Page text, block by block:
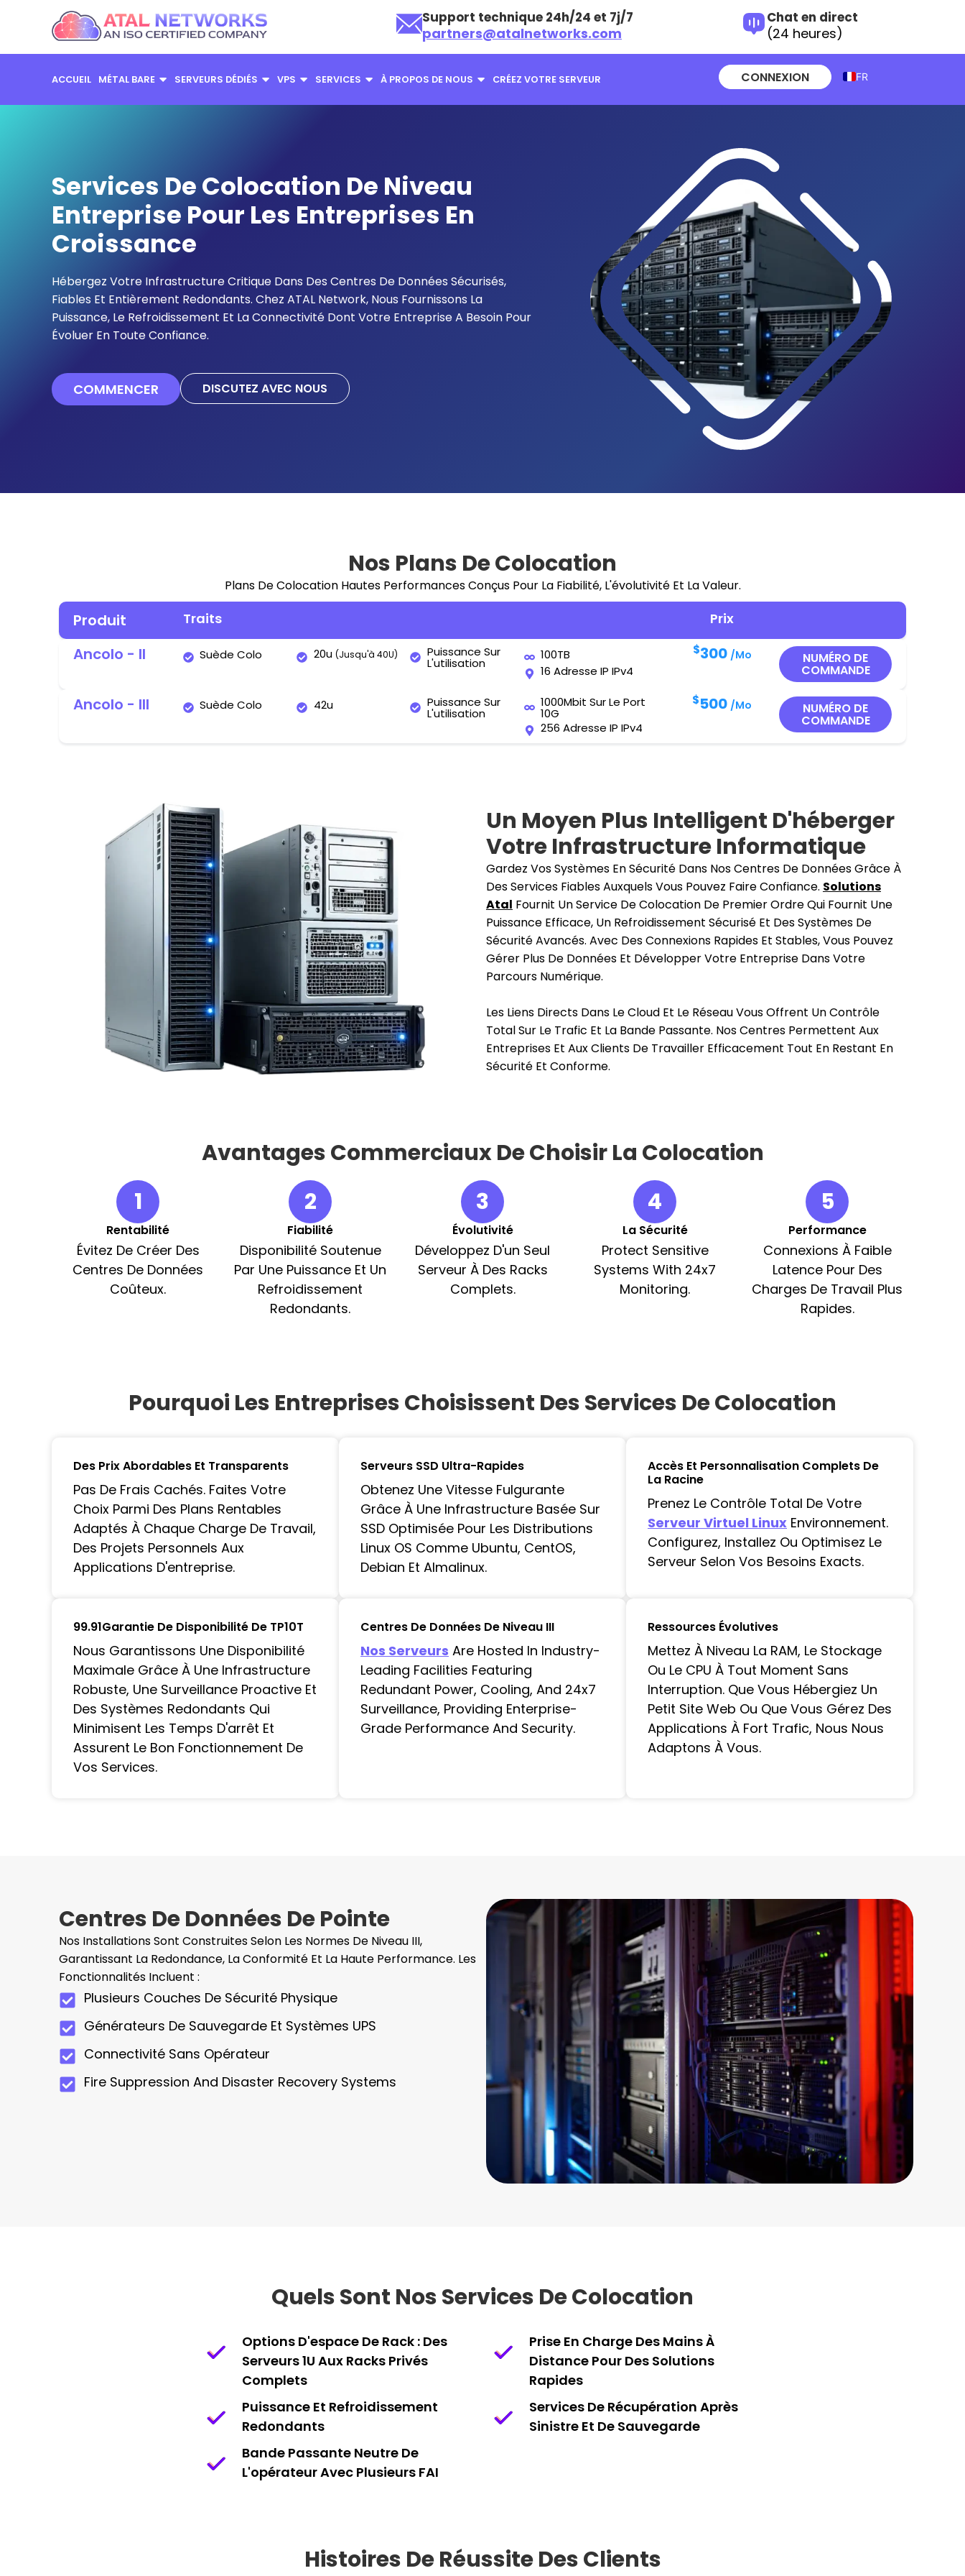
Support technique 24h/24 et 7j/7
partners@atalnetworks.com
Chat en direct
(24 heures)
ACCUEIL MÉTAL BARE SERVEURS DÉDIÉS VPS SERVICES À PROPOS DE NOUS CRÉEZ VOTRE SERVEUR CONNEXION FR
Services De Colocation De Niveau
Entreprise Pour Les Entreprises En
Croissance
Hébergez Votre Infrastructure Critique Dans Des Centres De Données Sécurisés,
Fiables Et Entièrement Redondants. Chez ATAL Network, Nous Fournissons La
Puissance, Le Refroidissement Et La Connectivité Dont Votre Entreprise A Besoin Pour
Évoluer En Toute Confiance.
COMMENCER DISCUTEZ AVEC NOUS
Nos Plans De Colocation
Plans De Colocation Hautes Performances Conçus Pour La Fiabilité, L'évolutivité Et La Valeur.
Produit Traits Prix
Ancolo - II Suède Colo 20u (jusqu'à 40U) Puissance Sur
L'utilisation
100TB
16 Adresse IP IPv4
$300 /Mo NUMÉRO DE
COMMANDE
Ancolo - III Suède Colo 42u Puissance Sur
L'utilisation
1000Mbit Sur Le Port
10G
256 Adresse IP IPv4
$500 /Mo NUMÉRO DE
COMMANDE
Un Moyen Plus Intelligent D'héberger
Votre Infrastructure Informatique
Gardez Vos Systèmes En Sécurité Dans Nos Centres De Données Grâce À
Des Services Fiables Auxquels Vous Pouvez Faire Confiance. Solutions
Atal Fournit Un Service De Colocation De Premier Ordre Qui Fournit Une
Puissance Efficace, Un Refroidissement Sécurisé Et Des Systèmes De
Sécurité Avancés. Avec Des Connexions Rapides Et Stables, Vous Pouvez
Gérer Plus De Données Et Développer Votre Entreprise Dans Votre
Parcours Numérique.
Les Liens Directs Dans Le Cloud Et Le Réseau Vous Offrent Un Contrôle
Total Sur Le Trafic Et La Bande Passante. Nos Centres Permettent Aux
Entreprises Et Aux Clients De Travailler Efficacement Tout En Restant En
Sécurité Et Conforme.
Avantages Commerciaux De Choisir La Colocation
1
Rentabilité
Évitez De Créer Des
Centres De Données
Coûteux.
2
Fiabilité
Disponibilité Soutenue
Par Une Puissance Et Un
Refroidissement
Redondants.
3
Évolutivité
Développez D'un Seul
Serveur À Des Racks
Complets.
4
La Sécurité
Protect Sensitive
Systems With 24x7
Monitoring.
5
Performance
Connexions À Faible
Latence Pour Des
Charges De Travail Plus
Rapides.
Pourquoi Les Entreprises Choisissent Des Services De Colocation
Des Prix Abordables Et Transparents
Pas De Frais Cachés. Faites Votre
Choix Parmi Des Plans Rentables
Adaptés À Chaque Charge De Travail,
Des Projets Personnels Aux
Applications D'entreprise.
Serveurs SSD Ultra-Rapides
Obtenez Une Vitesse Fulgurante
Grâce À Une Infrastructure Basée Sur
SSD Optimisée Pour Les Distributions
Linux OS Comme Ubuntu, CentOS,
Debian Et Almalinux.
Accès Et Personnalisation Complets De
La Racine
Prenez Le Contrôle Total De Votre
Serveur Virtuel Linux Environnement.
Configurez, Installez Ou Optimisez Le
Serveur Selon Vos Besoins Exacts.
99.91Garantie De Disponibilité De TP10T
Nous Garantissons Une Disponibilité
Maximale Grâce À Une Infrastructure
Robuste, Une Surveillance Proactive Et
Des Systèmes Redondants Qui
Minimisent Les Temps D'arrêt Et
Assurent Le Bon Fonctionnement De
Vos Services.
Centres De Données De Niveau III
Nos Serveurs Are Hosted In Industry-
Leading Facilities Featuring
Redundant Power, Cooling, And 24x7
Surveillance, Providing Enterprise-
Grade Performance And Security.
Ressources Évolutives
Mettez À Niveau La RAM, Le Stockage
Ou Le CPU À Tout Moment Sans
Interruption. Que Vous Hébergiez Un
Petit Site Web Ou Que Vous Gérez Des
Applications À Fort Trafic, Nous Nous
Adaptons À Vous.
Centres De Données De Pointe
Nos Installations Sont Construites Selon Les Normes De Niveau III,
Garantissant La Redondance, La Conformité Et La Haute Performance. Les
Fonctionnalités Incluent :
Plusieurs Couches De Sécurité Physique
Générateurs De Sauvegarde Et Systèmes UPS
Connectivité Sans Opérateur
Fire Suppression And Disaster Recovery Systems
Quels Sont Nos Services De Colocation
Options D'espace De Rack : Des
Serveurs 1U Aux Racks Privés
Complets
Puissance Et Refroidissement
Redondants
Bande Passante Neutre De
L'opérateur Avec Plusieurs FAI
Prise En Charge Des Mains À
Distance Pour Des Solutions
Rapides
Services De Récupération Après
Sinistre Et De Sauvegarde
Histoires De Réussite Des Clients